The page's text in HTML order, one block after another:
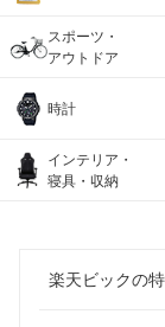
スポーツ・
アウトドア
時計
インテリア・
寝具・収納
楽天ビックの